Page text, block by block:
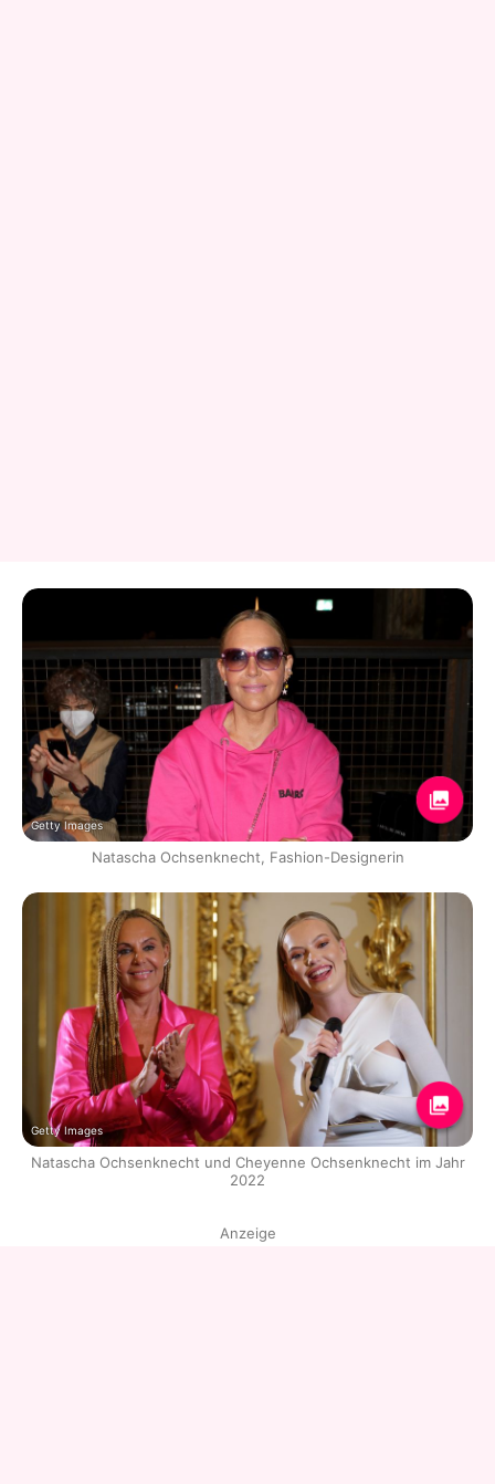
Getty Images
Natascha Ochsenknecht, Fashion-Designerin
Getty Images
Natascha Ochsenknecht und Cheyenne Ochsenknecht im Jahr
2022
Anzeige